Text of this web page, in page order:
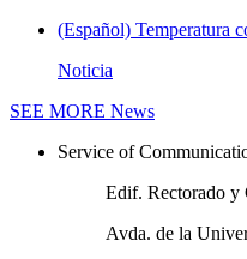
(Español) Temperatura
Noticia
SEE MORE News
Service of
Edif. Rectorado y
Avda. de la